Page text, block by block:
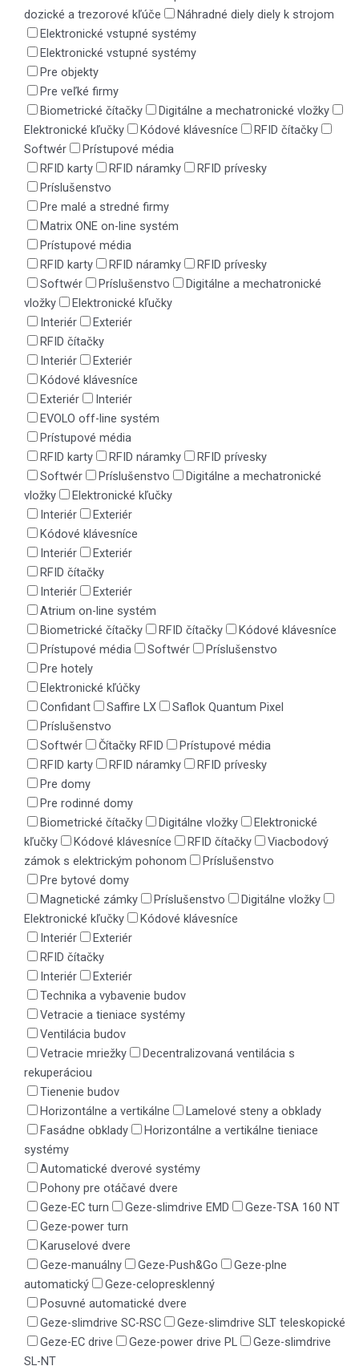
dozické a trezorové kľúče
Náhradné diely diely k strojom
Elektronické vstupné systémy
Elektronické vstupné systémy
Pre objekty
Pre veľké firmy
Biometrické čítačky
Digitálne a mechatronické vložky
Elektronické kľučky
Kódové klávesníce
RFID čítačky
Softwér
Prístupové média
RFID karty
RFID náramky
RFID prívesky
Príslušenstvo
Pre malé a stredné firmy
Matrix ONE on-line systém
Prístupové média
RFID karty
RFID náramky
RFID prívesky
Softwér
Príslušenstvo
Digitálne a mechatronické
vložky
Elektronické kľučky
Interiér
Exteriér
RFID čítačky
Interiér
Exteriér
Kódové klávesníce
Exteriér
Interiér
EVOLO off-line systém
Prístupové média
RFID karty
RFID náramky
RFID prívesky
Softwér
Príslušenstvo
Digitálne a mechatronické
vložky
Elektronické kľučky
Interiér
Exteriér
Kódové klávesníce
Interiér
Exteriér
RFID čítačky
Interiér
Exteriér
Atrium on-line systém
Biometrické čítačky
RFID čítačky
Kódové klávesníce
Prístupové média
Softwér
Príslušenstvo
Pre hotely
Elektronické kľúčky
Confidant
Saffire LX
Saflok Quantum Pixel
Príslušenstvo
Softwér
Čítačky RFID
Prístupové média
RFID karty
RFID náramky
RFID prívesky
Pre domy
Pre rodinné domy
Biometrické čítačky
Digitálne vložky
Elektronické
kľučky
Kódové klávesníce RFID čítačky
Viacbodový
zámok s elektrickým pohonom
Príslušenstvo
Pre bytové domy
Magnetické zámky
Príslušenstvo
Digitálne vložky
Elektronické kľučky
Kódové klávesníce
Interiér
Exteriér
RFID čítačky
Interiér
Exteriér
Technika a vybavenie budov
Vetracie a tieniace systémy
Ventilácia budov
Vetracie mriežky
Decentralizovaná ventilácia s
rekuperáciou
Tienenie budov
Horizontálne a vertikálne
Lamelové steny a obklady
Fasádne obklady
Horizontálne a vertikálne tieniace
systémy
Automatické dverové systémy
Pohony pre otáčavé dvere
Geze-EC turn
Geze-slimdrive EMD
Geze-TSA 160 NT
Geze-power turn
Karuselové dvere
Geze-manuálny
Geze-Push&Go
Geze-plne
automatický
Geze-celopresklenný
Posuvné automatické dvere
Geze-slimdrive SC-RSC
Geze-slimdrive SLT teleskopické
Geze-EC drive
Geze-power drive PL
Geze-slimdrive
SL-NT